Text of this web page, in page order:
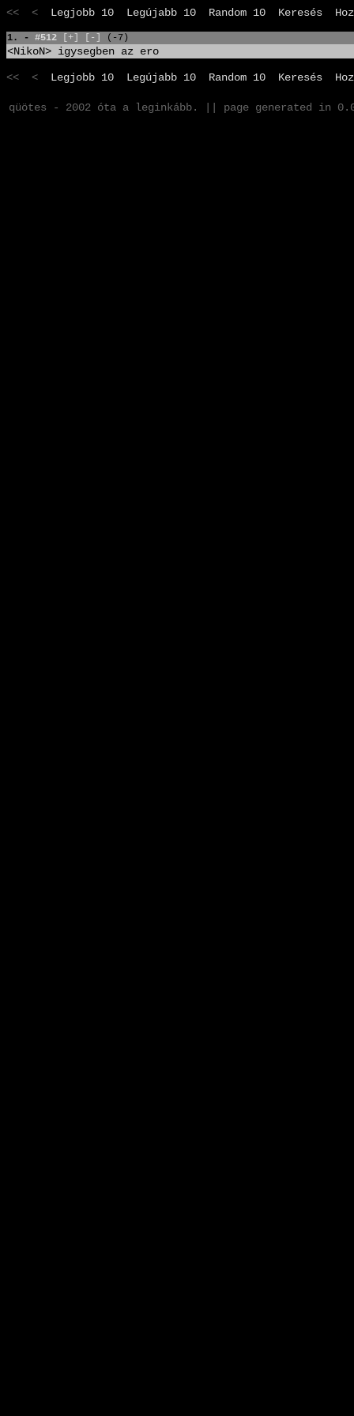
<< < Legjobb 10 Legújabb 10 Random 10 Keresés
1. - #512 [+] [-] (-7)
<NikoN> igysegben az ero
<< < Legjobb 10 Legújabb 10 Random 10 Keresés
qüötes - 2002 óta a leginkább. || page generated in